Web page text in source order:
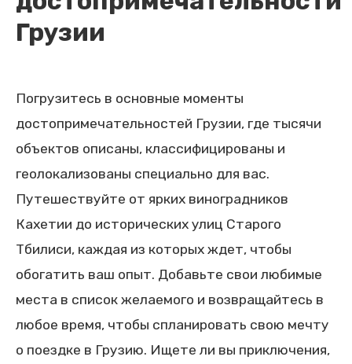
Грузии
Погрузитесь в основные моменты
достопримечательностей Грузии, где тысячи
объектов описаны, классифицированы и
геолокализованы специально для вас.
Путешествуйте от ярких виноградников
Кахетии до исторических улиц Старого
Тбилиси, каждая из которых ждет, чтобы
обогатить ваш опыт. Добавьте свои любимые
места в список желаемого и возвращайтесь в
любое время, чтобы спланировать свою мечту
о поездке в Грузию. Ищете ли вы приключения,